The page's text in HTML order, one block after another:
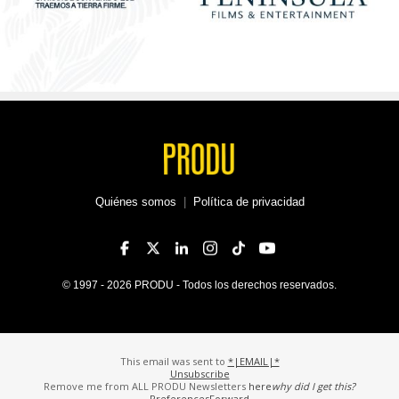
Quiénes somos Política de privacidad
© 1997 - 2026 PRODU - Todos los derechos reservados.
This email was sent to *|EMAIL|*
Unsubscribe
Remove me from ALL PRODU Newsletters herewhy did I get this?